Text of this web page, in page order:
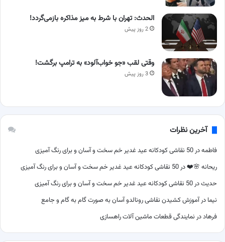
الحدث: تهران با شرط به میز مذاکره بازمی‌گردد!
2 روز پیش
وقتی لقب «جو خواب‌آلود» به ترامپ برگشت!
3 روز پیش
آخرین نظرات
فاطمهدر 50 نقاشی کودکانه عید غدیر خم سخت و آسان و برای رنگ آمیزی
ریحانه 🌸❤️در 50 نقاشی کودکانه عید غدیر خم سخت و آسان و برای رنگ آمیزی
حدیثدر 50 نقاشی کودکانه عید غدیر خم سخت و آسان و برای رنگ آمیزی
نیما درآموزش کشیدن نقاشی رونالدو آسان به صورت گام به گام و جامع
فرهاددر نمایندگی قطعات ماشین آلات راهسازی